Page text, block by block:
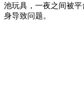
池玩具，一夜之间被
身导致问题。